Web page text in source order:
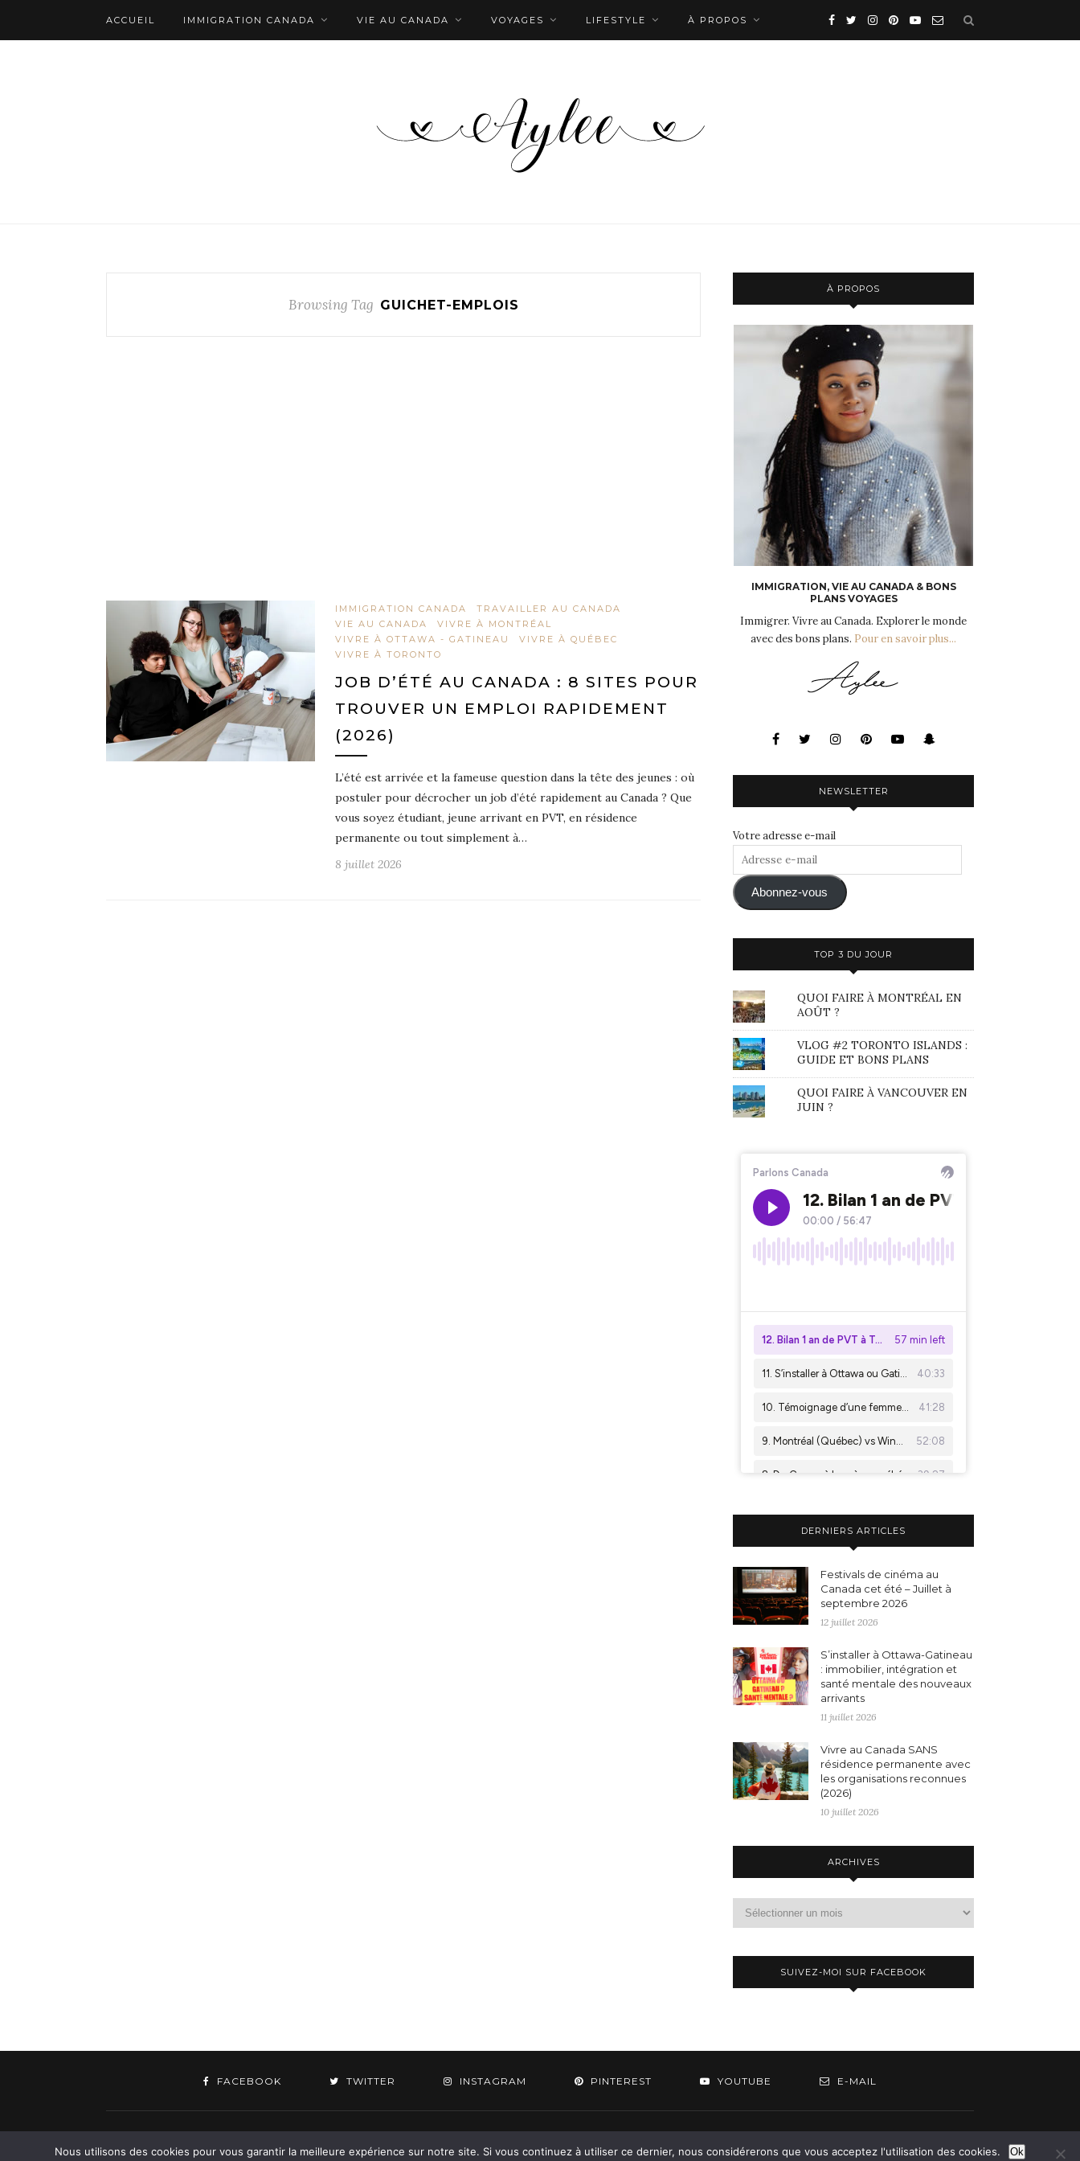
ACCUEIL IMMIGRATION CANADA VIE AU CANADA VOYAGES LIFESTYLE À PROPOS
Browsing Tag GUICHET-EMPLOIS
IMMIGRATION CANADA
TRAVAILLER AU CANADA
VIE AU CANADA
VIVRE À MONTRÉAL
VIVRE À OTTAWA - GATINEAU
VIVRE À QUÉBEC
VIVRE À TORONTO
JOB D’ÉTÉ AU CANADA : 8 SITES POUR
TROUVER UN EMPLOI RAPIDEMENT
(2026)
L’été est arrivée et la fameuse question dans la tête des jeunes : où
postuler pour décrocher un job d’été rapidement au Canada ? Que
vous soyez étudiant, jeune arrivant en PVT, en résidence
permanente ou tout simplement à…
8 juillet 2026
À PROPOS
IMMIGRATION, VIE AU CANADA & BONS
PLANS VOYAGES
Immigrer. Vivre au Canada. Explorer le monde
avec des bons plans. Pour en savoir plus...
NEWSLETTER
Votre adresse e-mail
Adresse
mail Abonnez-vous
TOP 3 DU JOUR
QUOI FAIRE À MONTRÉAL EN
AOÛT ?
VLOG #2 TORONTO ISLANDS :
GUIDE ET BONS PLANS
QUOI FAIRE À VANCOUVER EN
JUIN ?
DERNIERS ARTICLES
Festivals de cinéma au
Canada cet été – Juillet à
septembre 2026
12 juillet 2026
S’installer à Ottawa-Gatineau
: immobilier, intégration et
santé mentale des nouveaux
arrivants
11 juillet 2026
Vivre au Canada SANS
résidence permanente avec
les organisations reconnues
(2026)
10 juillet 2026
ARCHIVES
SUIVEZ-MOI SUR FACEBOOK
FACEBOOK TWITTER INSTAGRAM PINTEREST YOUTUBE E-MAIL
Nous utilisons des cookies pour vous garantir la meilleure expérience sur notre site. Si vous continuez à utiliser ce dernier, nous considérerons que vous acceptez l'utilisation des cookies. Ok